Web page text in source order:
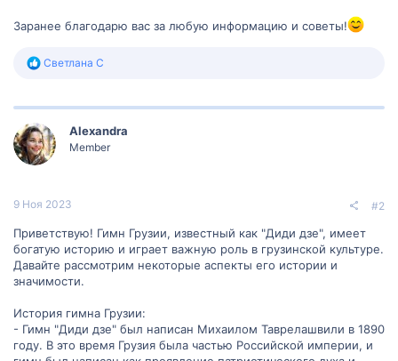
Заранее благодарю вас за любую информацию и советы!
Р
к
и
и
:
Светлана С
Alexandra
Member
9 Ноя 2023 #2
Приветствую! Гимн Грузии, известный как "Диди дзе", имеет
богатую историю и играет важную роль в грузинской культуре.
Давайте рассмотрим некоторые аспекты его истории и
значимости.
История гимна Грузии:
- Гимн "Диди дзе" был написан Михаилом Таврелашвили в 1890
году. В это время Грузия была частью Российской империи, и